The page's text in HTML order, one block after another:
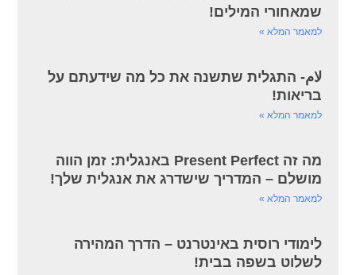
שמאחורי המילים!
למאמר המלא »
لام- התגלית שתשנה את כל מה שידעתם על
בריאות!
למאמר המלא »
מה זה Present Perfect באנגלית: זמן הווה
מושלם – המדריך שישדרג את אנגלית שלך!
למאמר המלא »
לימודי רוסית באינטרנט – הדרך המהירה
לשלוט בשפה בבית!